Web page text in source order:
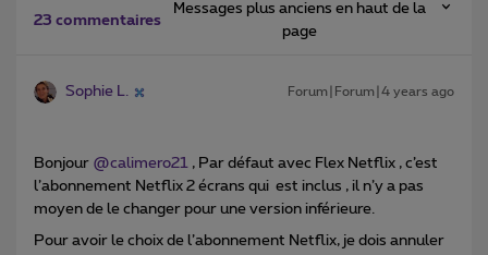
23 commentaires
Messages plus anciens en haut de la
page
Sophie L. Forum|Forum|4 years ago
Bonjour @calimero21 , Par défaut avec Flex Netflix , c’est
l’abonnement Netflix 2 écrans qui est inclus , il n’y a pas
moyen de le changer pour une version inférieure.
Pour avoir le choix de l’abonnement Netflix, je dois annuler